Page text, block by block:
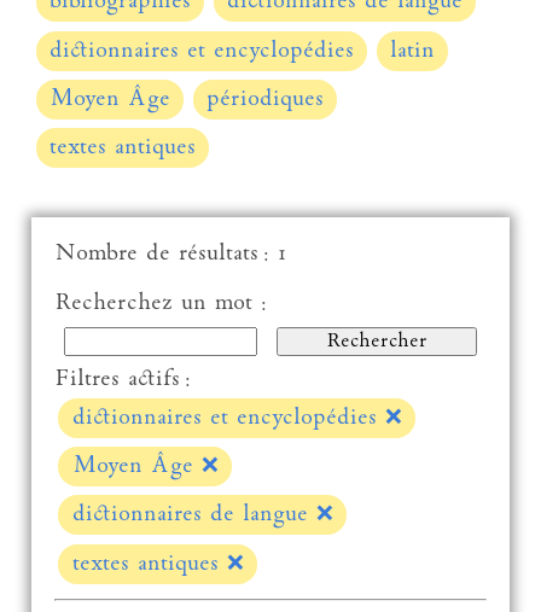
dictionnaires et encyclopédies
latin
Moyen Âge
périodiques
textes antiques
Nombre de résultats : 1
Recherchez un mot :
Filtres actifs :
dictionnaires et encyclopédies ❌
Moyen Âge ❌
dictionnaires de langue ❌
textes antiques ❌